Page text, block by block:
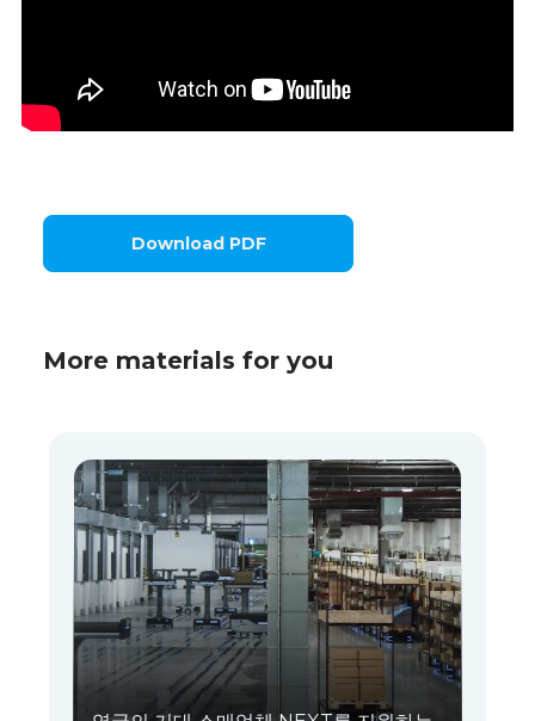
Download PDF
More materials for you